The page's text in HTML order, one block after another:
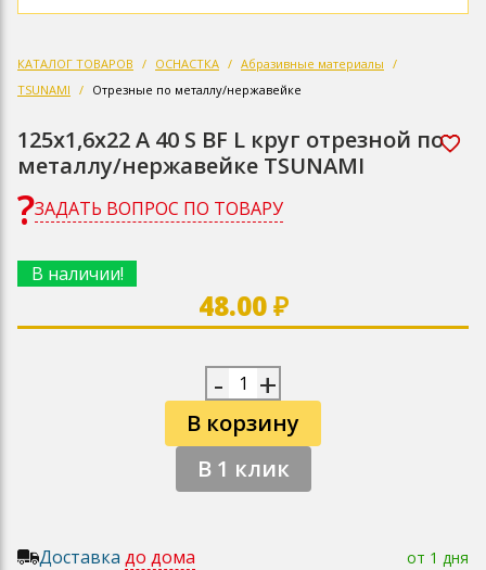
КАТАЛОГ ТОВАРОВ ОСНАСТКА
Абразивные материалы
TSUNAMI
Отрезные по металлу/нержавейке
125х1,6х22 A 40 S BF L круг отрезной по
металлу/нержавейке TSUNAMI
ЗАДАТЬ ВОПРОС ПО ТОВАРУ
В наличии!
48.00 ₽
- +
В корзину
В 1 клик
Доставка до дома от 1 дня